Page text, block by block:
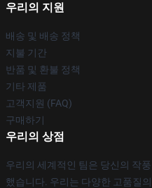
우리의 지원
배송 및 배송 정책
지불 기간
반품 및 환불 정책
기타 제품
고객지원 (FAQ)
구매하기
우리의 상점
우리의 세계적인 팀은 당신의 작
했습니다. 우리는 다양한 고품질